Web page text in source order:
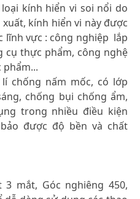
kính hiển vi soi nổi do
kính hiển vi này được
lĩnh vực : công nghiệp lắp
thực phẩm, công nghệ
chống nấm mốc, có lớp
chống bụi chống ẩm,
trong nhiều điều kiện
được độ bền và chất
mắt, Góc nghiêng 450,